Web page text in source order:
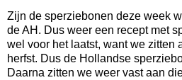
Zijn de sperziebonen deze week
de AH. Dus weer een recept met
wel voor het laatst, want we zitten
herfst. Dus de Hollandse
Daarna zitten we weer vast aan